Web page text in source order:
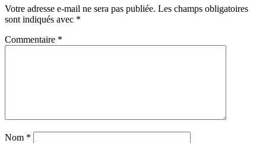
Votre adresse e-mail ne sera pas publiée. Les champs obligatoires
sont indiqués avec *
Commentaire *
Nom *